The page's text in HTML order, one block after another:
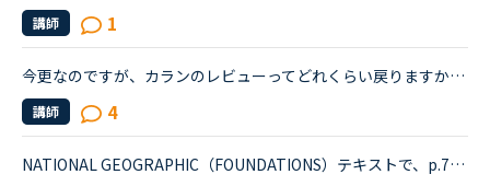
講師 1
今更なのですが、カランのレビューってどれくらい戻りますか？何パラグラフ(？)戻るとか、決まりはあるのでしょうか。レッスンしていて、思っていたより手前から始まったり、逆に遡ったりします。パラグラフの途...
講師 4
NATIONAL GEOGRAPHIC（FOUNDATIONS）テキストで、p.77, Unit 6A、 PLANTING FOR THE PLANET のパラグラフA の中の、次の文章Nobody thought much would come of a nine-year-old’s school project.について、文...